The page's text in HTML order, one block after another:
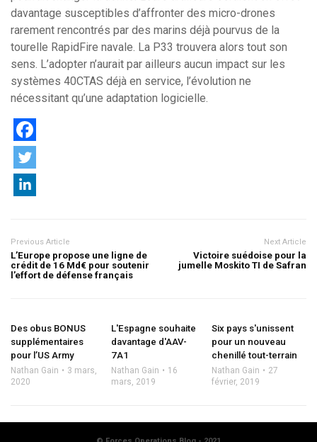
davantage susceptibles d’affronter des micro-drones
rarement rencontrés par des marins déjà pourvus de la
tourelle RapidFire navale. La P33 trouvera alors tout son
sens. L’adopter n’aurait par ailleurs aucun impact sur les
systèmes 40CTAS déjà en service, l’évolution ne
nécessitant qu’une adaptation logicielle.
Previous Article
L’Europe propose une ligne de
crédit de 16 Md€ pour soutenir
l’effort de défense français
Next Article
Victoire suédoise pour la
jumelle Moskito TI de Safran
Des obus BONUS
supplémentaires
pour l’US Army
Nathan Gain
3 mars,
2020
L'Espagne souhaite
davantage d'AAV-
7A1
Nathan Gain
16
mars, 2019
Six pays s'unissent
pour un nouveau
chenillé tout-terrain
Nathan Gain
27
février, 2019